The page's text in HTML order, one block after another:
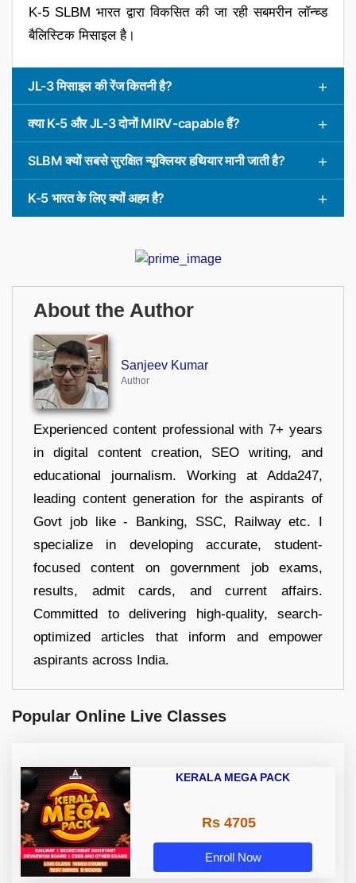
K-5 SLBM भारत द्वारा विकसित की जा रही सबमरीन लॉन्च्ड
बैलिस्टिक मिसाइल है।
JL-3 मिसाइल की रेंज कितनी है?
क्या K-5 और JL-3 दोनों MIRV-capable हैं?
SLBM क्यों सबसे सुरक्षित न्यूक्लियर हथियार मानी जाती है?
K-5 भारत के लिए क्यों अहम है?
About the Author
Sanjeev Kumar
Author
Experienced content professional with 7+ years
in digital content creation, SEO writing, and
educational journalism. Working at Adda247,
leading content generation for the aspirants of
Govt job like - Banking, SSC, Railway etc. I
specialize in developing accurate, student-
focused content on government job exams,
results, admit cards, and current affairs.
Committed to delivering high-quality, search-
optimized articles that inform and empower
aspirants across India.
Popular Online Live Classes
KERALA MEGA PACK
Rs 4705
Enroll Now